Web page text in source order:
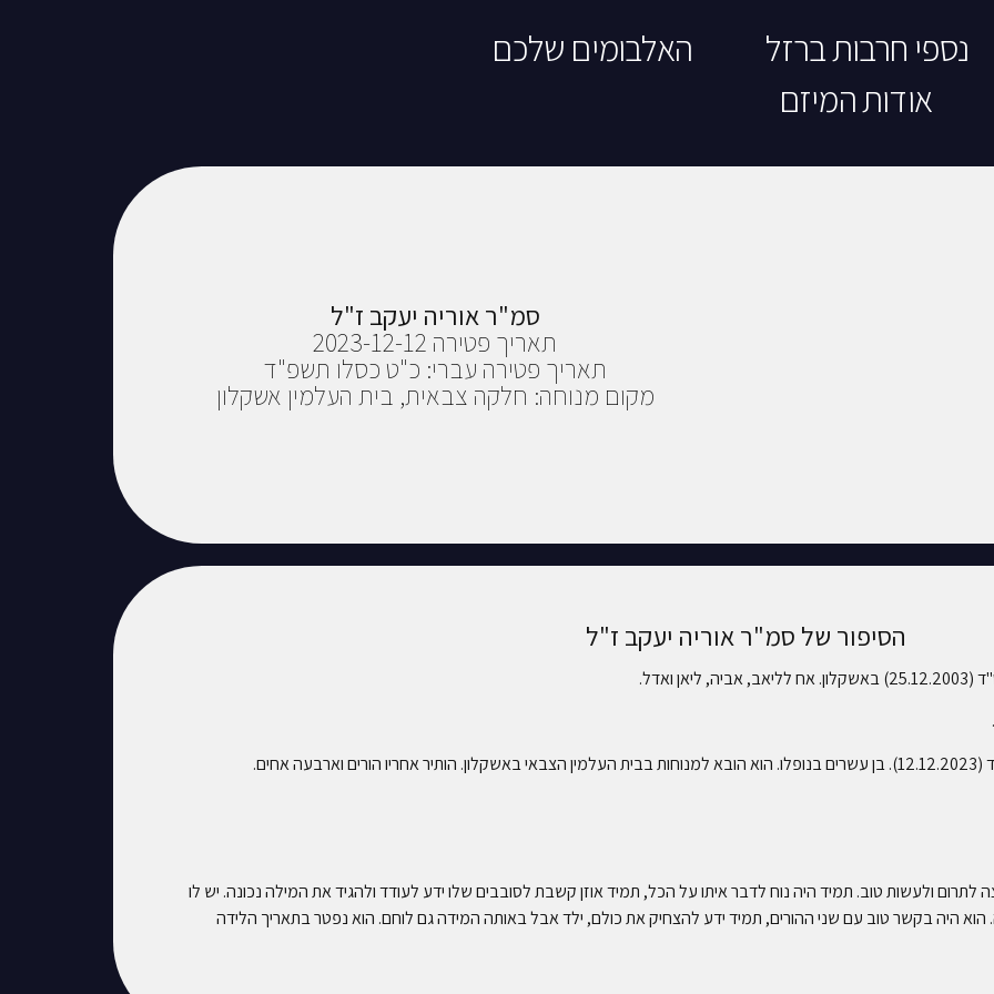
נספי חרבות ברזל
האלבומים שלכם
אודות המיזם
סמ"ר אוריה יעקב ז"ל
תאריך פטירה 2023-12-12
תאריך פטירה עברי: כ"ט כסלו תשפ"ד
מקום מנוחה: חלקה צבאית, בית העלמין אשקלון
הסיפור של סמ"ר אוריה יעקב ז"ל
ואדל.
אחים.
ולעשות טוב. תמיד היה נוח לדבר איתו על הכל, תמיד אוזן קשבת לסובבים שלו ידע לעודד ולהגיד את המילה נכונה. יש לו
הוא היה בקשר טוב עם שני ההורים, תמיד ידע להצחיק את כולם, ילד אבל באותה המידה גם לוחם. הוא נפטר בתאריך הלידה